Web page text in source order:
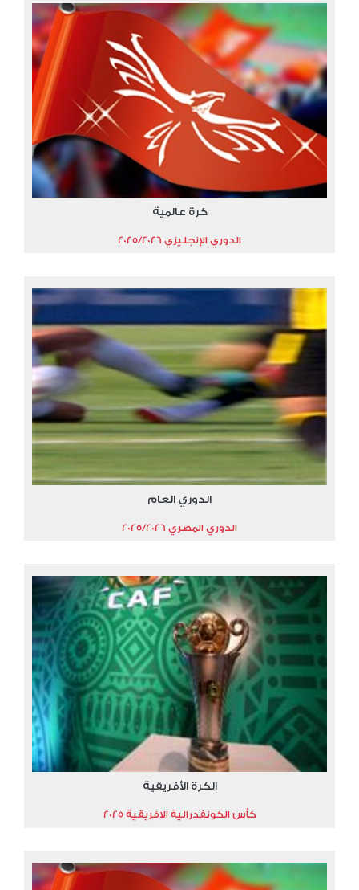
كرة عالمية
الدوري الإنجليزي 2025/2026
الدوري العام
الدوري المصري 2025/2026
الكرة الأفريقية
كأس الكونفدرالية الافريقية 2025